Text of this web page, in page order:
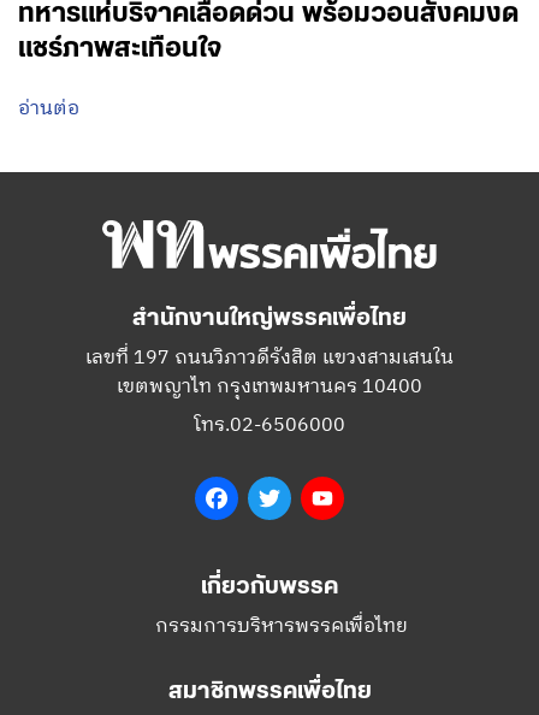
ทหารแห่บริจาคเลือดด่วน พร้อมวอนสังคมงด
แชร์ภาพสะเทือนใจ
อ่านต่อ
สำนักงานใหญ่พรรคเพื่อไทย
เลขที่ 197 ถนนวิภาวดีรังสิต แขวงสามเสนใน
เขตพญาไท กรุงเทพมหานคร 10400
โทร.02-6506000
FacebookTwitter
เกี่ยวกับพรรค
กรรมการบริหารพรรคเพื่อไทย
สมาชิกพรรคเพื่อไทย